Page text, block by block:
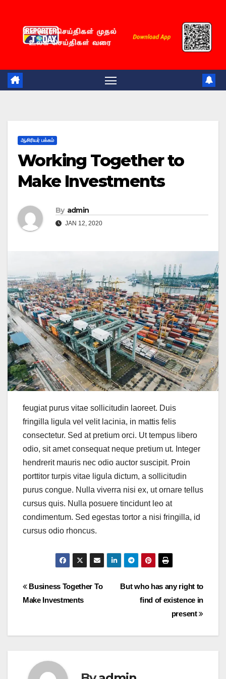
content
ஆசிரியர் பக்கம்
Working Together to
Make Investments
By admin
JAN 12, 2020
feugiat purus vitae sollicitudin laoreet. Duis
fringilla ligula vel velit lacinia, in mattis felis
consectetur. Sed at pretium orci. Ut tempus libero
odio, sit amet consequat neque pretium ut. Integer
hendrerit mauris nec odio auctor suscipit. Proin
porttitor turpis vitae ligula dictum, a sollicitudin
purus congue. Nulla viverra nisi ex, ut ornare tellus
cursus quis. Nulla posuere tincidunt leo at
condimentum. Sed egestas tortor a nisi fringilla, id
cursus odio rhoncus.
Post
But who has any right to
find of existence in
present
Business Together To
Make Investments